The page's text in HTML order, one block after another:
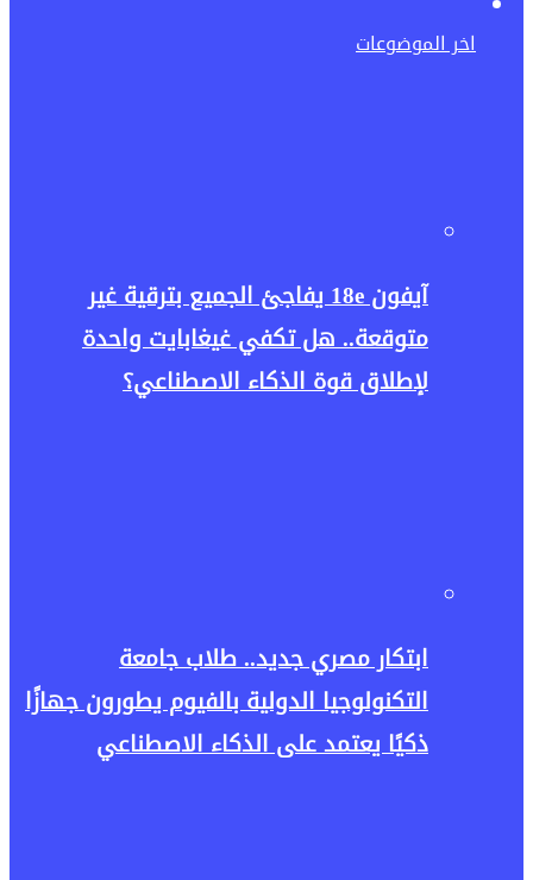
اخر الموضوعات
آيفون 18e يفاجئ الجميع بترقية غير
متوقعة.. هل تكفي غيغابايت واحدة
لإطلاق قوة الذكاء الاصطناعي؟
ابتكار مصري جديد.. طلاب جامعة
التكنولوجيا الدولية بالفيوم يطورون جهازًا
ذكيًا يعتمد على الذكاء الاصطناعي